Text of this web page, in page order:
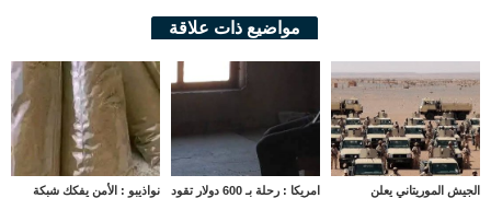
مواضيع ذات علاقة
الجيش الموريتاني يعلن
امريكا : رحلة بـ 600 دولار تقود
نواذيبو : الأمن يفكك شبكة